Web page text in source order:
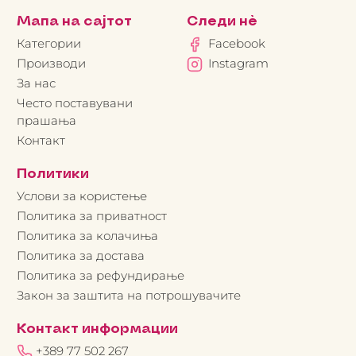
Мапа на сајтот
Категории
Производи
За нас
Често поставувани
прашања
Контакт
Политики
Услови за користење
Политика за приватност
Политика за колачиња
Политика за достава
Политика за рефундирање
Закон за заштита на потрошувачите
Контакт информации
+389 77 502 267
Следи нè
Facebook
Instagram